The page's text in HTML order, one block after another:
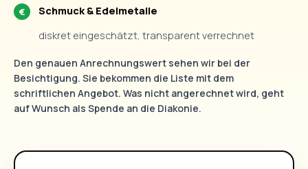
Schmuck & Edelmetalle
diskret eingeschätzt, transparent verrechnet
Den genauen Anrechnungswert sehen wir bei der
Besichtigung. Sie bekommen die Liste mit dem
schriftlichen Angebot. Was nicht angerechnet wird, geht
auf Wunsch als Spende an die Diakonie.